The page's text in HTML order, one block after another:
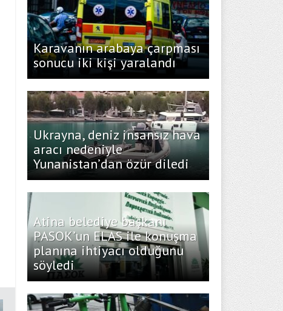
Karavanın arabaya çarpması
sonucu iki kişi yaralandı
Ukrayna, deniz insansız hava
aracı nedeniyle
Yunanistan’dan özür diledi
Atina belediye başkanı
PASOK’un ELAS ile konuşma
planına ihtiyacı olduğunu
söyledi